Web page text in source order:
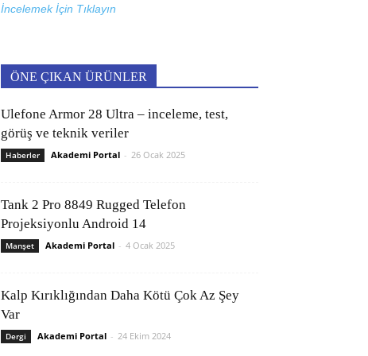
İncelemek İçin Tıklayın
ÖNE ÇIKAN ÜRÜNLER
Ulefone Armor 28 Ultra – inceleme, test,
görüş ve teknik veriler
Haberler Akademi Portal - 26 Ocak 2025
Tank 2 Pro 8849 Rugged Telefon
Projeksiyonlu Android 14
Manşet Akademi Portal - 4 Ocak 2025
Kalp Kırıklığından Daha Kötü Çok Az Şey
Var
Dergi Akademi Portal - 24 Ekim 2024